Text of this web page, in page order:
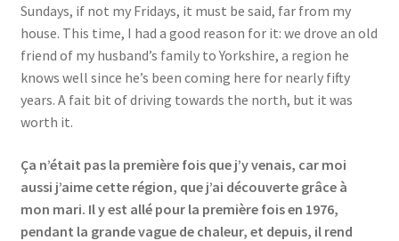
My Bookings
Private
Sundays, if not my Fridays, it must be said, far from my
house. This time, I had a good reason for it: we drove an old
friend of my husband’s family to Yorkshire, a region he
knows well since he’s been coming here for nearly fifty
years. A fait bit of driving towards the north, but it was
worth it.
Ça n’était pas la première fois que j’y venais, car moi
aussi j’aime cette région, que j’ai découverte grâce à
mon mari. Il y est allé pour la première fois en 1976,
pendant la grande vague de chaleur, et depuis, il rend